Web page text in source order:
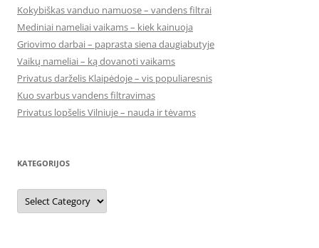
Kokybiškas vanduo namuose – vandens filtrai
Mediniai nameliai vaikams – kiek kainuoja
Griovimo darbai – paprasta siena daugiabutyje
Vaikų nameliai – ką dovanoti vaikams
Privatus darželis Klaipėdoje – vis populiaresnis
Kuo svarbus vandens filtravimas
Privatus lopšelis Vilniuje – nauda ir tėvams
KATEGORIJOS
Kategorijos